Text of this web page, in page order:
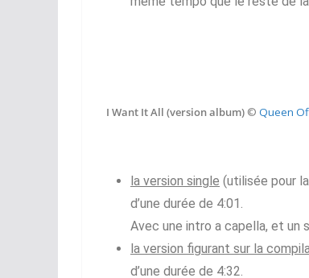
I Want It All (version album) © Queen
la version single (utilisée pour
d’une durée de 4:01.
Avec une intro a capella, et un
la version figurant sur la
d’une durée de 4:32.